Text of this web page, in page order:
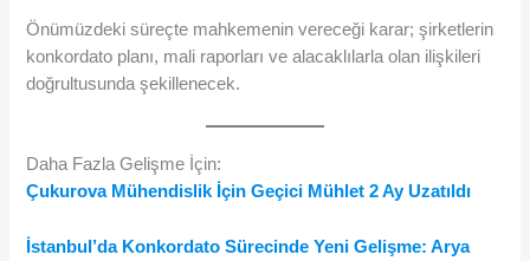
Önümüzdeki süreçte mahkemenin vereceği karar; şirketlerin
konkordato planı, mali raporları ve alacaklılarla olan ilişkileri
doğrultusunda şekillenecek.
Daha Fazla Gelişme İçin:
Çukurova Mühendislik İçin Geçici Mühlet 2 Ay Uzatıldı
İstanbul’da Konkordato Sürecinde Yeni Gelişme: Arya